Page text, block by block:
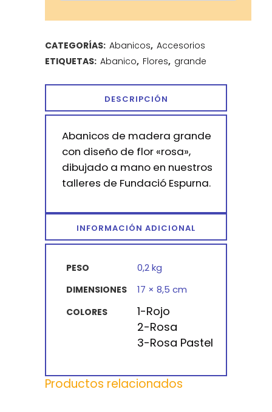
CATEGORÍAS: Abanicos, Accesorios
ETIQUETAS: Abanico, Flores, grande
DESCRIPCIÓN
Abanicos de madera grande
con diseño de flor «rosa»,
dibujado a mano en nuestros
talleres de Fundació Espurna.
INFORMACIÓN ADICIONAL
PESO 0,2 kg
DIMENSIONES 17 × 8,5 cm
COLORES
1-Rojo
2-Rosa
3-Rosa Pastel
Productos relacionados